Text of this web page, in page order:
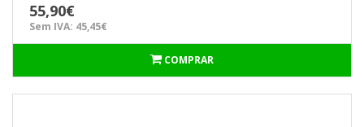
55,90€
Sem IVA: 45,45€
COMPRAR